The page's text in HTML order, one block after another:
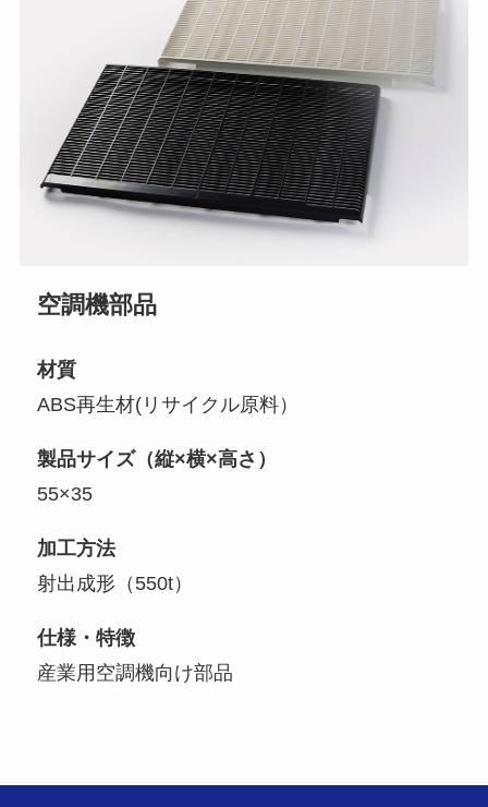
空調機部品
材質
ABS再生材(リサイクル原料）
製品サイズ（縦×横×高さ）
55×35
加工方法
射出成形（550t）
仕様・特徴
産業用空調機向け部品